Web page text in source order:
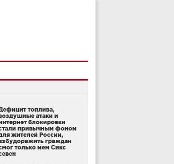
топлива,
атаки и
блокировки
привычным фоном
жителей России,
граждан
только мем Сикс